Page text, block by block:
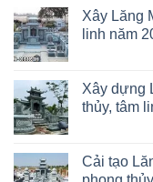
Xây Lăng
linh năm
Xây dựng
thủy, tâm
Cải tạo